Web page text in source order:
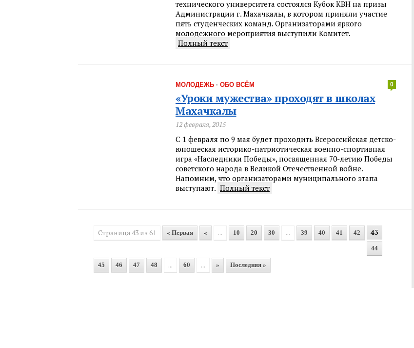
технического университета состоялся Кубок КВН на призы
Администрации г. Махачкалы, в котором приняли участие
пять студенческих команд. Организаторами яркого
молодежного мероприятия выступили Комитет.
Полный текст
МОЛОДЕЖЬ · ОБО ВСЁМ 0
«Уроки мужества» проходят в школах
Махачкалы
12 февраля, 2015
С 1 февраля по 9 мая будет проходить Всероссийская детско-
юношеская историко-патриотическая военно-спортивная
игра «Наследники Победы», посвященная 70-летию Победы
советского народа в Великой Отечественной войне.
Напомним, что организаторами муниципального этапа
выступают. Полный текст
Страница 43 из 61 « Первая « ... 10 20 30 ... 39 40 41 42 43
44
45 46 47 48 ... 60 ... » Последняя »